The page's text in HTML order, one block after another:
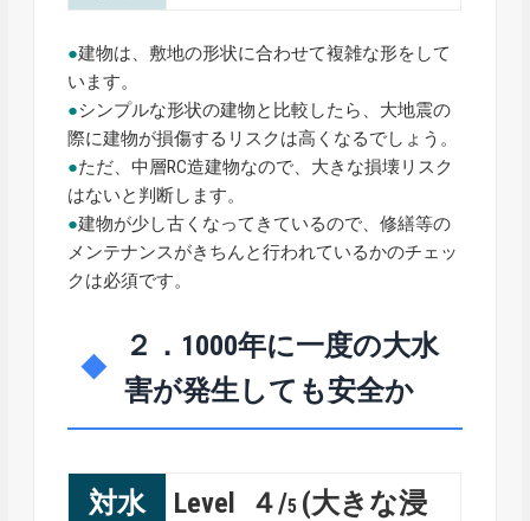
●建物は、敷地の形状に合わせて複雑な形をして
います。
●シンプルな形状の建物と比較したら、大地震の
際に建物が損傷するリスクは高くなるでしょう。
●ただ、中層RC造建物なので、大きな損壊リスク
はないと判断します。
●建物が少し古くなってきているので、修繕等の
メンテナンスがきちんと行われているかのチェッ
クは必須です。
２．1000年に一度の大水
害が発生しても安全か
対水
Level ４/5 (大きな浸